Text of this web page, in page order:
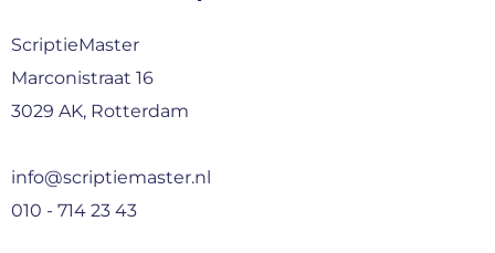
ScriptieMaster
Marconistraat 16
3029 AK, Rotterdam
info@scriptiemaster.nl
010 - 714 23 43